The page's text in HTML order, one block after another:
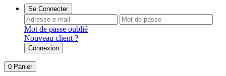
Se Connecter
Mot de passe oublié
Nouveau client ?
Connexion
0 Panier